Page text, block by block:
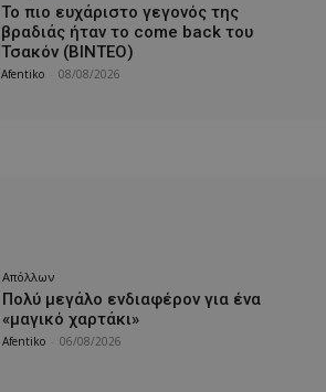
Το πιο ευχάριστο γεγονός της
βραδιάς ήταν το come back του
Τσακόν (ΒΙΝΤΕΟ)
Afentiko 08/08/2026
Απόλλων
Πολύ μεγάλο ενδιαφέρον για ένα
«μαγικό χαρτάκι»
Afentiko 06/08/2026